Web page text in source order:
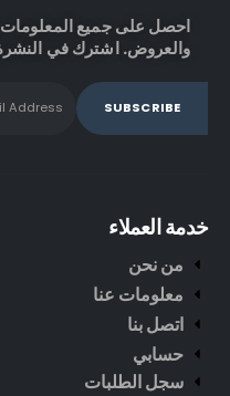
احصل على جميع المعلومات
والعروض. اشترك في النشرة
خدمة العملاء
من نحن
معلومات عنا
اتصل بنا
حسابي
سجل الطلبات